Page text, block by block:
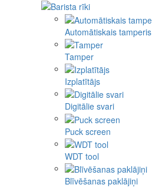
Automātiskais tamperis
Tamper
Izplatītājs
Digitālie svari
Puck screen
WDT tool
Blīvēšanas paklājiņi